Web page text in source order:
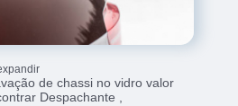
de chassi no vidro valor
Despachante ,